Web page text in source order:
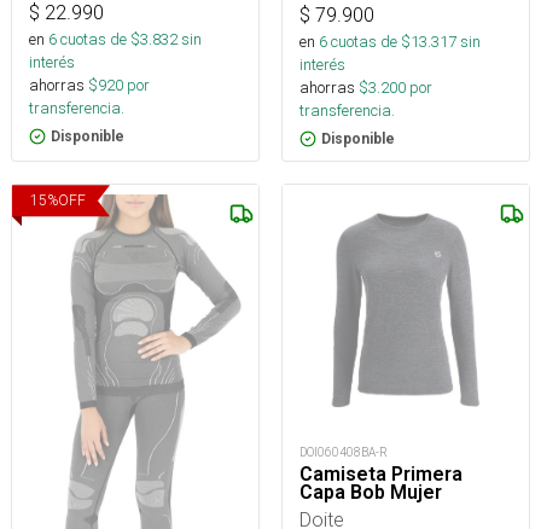
$ 22.990
en 6cuotas de $3.832sin
interés
ahorras $920 por
transferencia.
Disponible
$ 79.900
en 6cuotas de $13.317sin
interés
ahorras $3.200 por
transferencia.
Disponible
15%OFF
DOI060408BA-R
Camiseta Primera
Capa Bob Mujer
Doite